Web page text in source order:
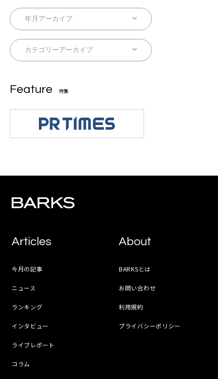
Feature 特集
Articles
今月の記事
ニュース
ランキング
インタビュー
ライブレポート
コラム
About
BARKSとは
お問い合わせ
利用規約
プライバシーポリシー